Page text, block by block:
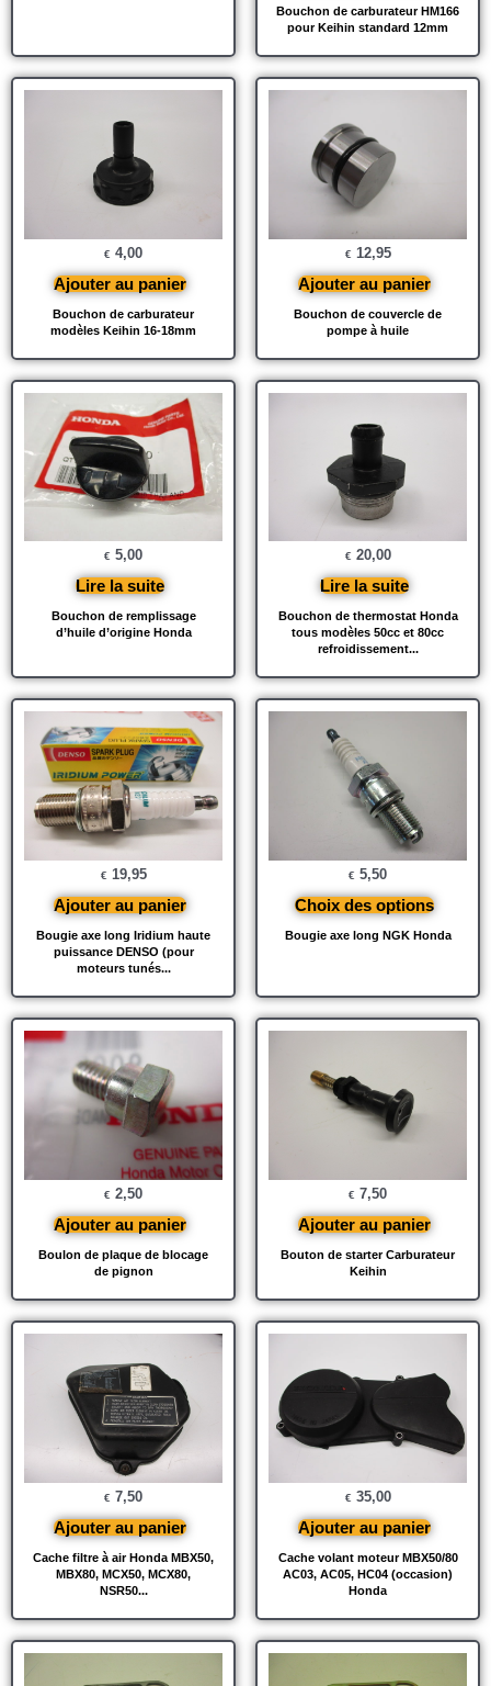
Bouchon de carburateur HM166
pour Keihin standard 12mm
Bouchon de carburateur
modèles Keihin 16-18mm
€ 4,00
Ajouter au panier
Bouchon de couvercle de
pompe à huile
€ 12,95
Ajouter au panier
Bouchon de remplissage
d’huile d’origine Honda
€ 5,00
Lire la suite
Bouchon de thermostat Honda
tous modèles 50cc et 80cc
refroidissement...
€ 20,00
Lire la suite
Bougie axe long Iridium haute
puissance DENSO (pour
moteurs tunés...
€ 19,95
Ajouter au panier
Bougie axe long NGK Honda
€ 5,50
Choix des options
Boulon de plaque de blocage
de pignon
€ 2,50
Ajouter au panier
Bouton de starter Carburateur
Keihin
€ 7,50
Ajouter au panier
Cache filtre à air Honda MBX50,
MBX80, MCX50, MCX80,
NSR50...
€ 7,50
Ajouter au panier
Cache volant moteur MBX50/80
AC03, AC05, HC04 (occasion)
Honda
€ 35,00
Ajouter au panier